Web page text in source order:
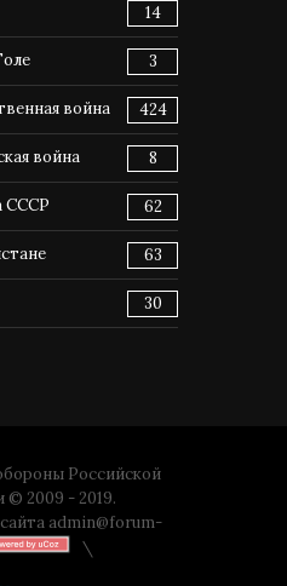
14
3
война 424
война 8
СССР 62
63
30
Российской
© 2009 - 2019.
admin@forum-